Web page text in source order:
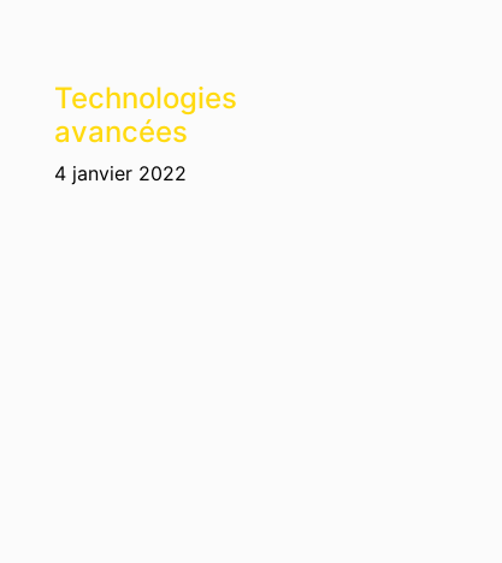
Technologies
avancées
4 janvier 2022